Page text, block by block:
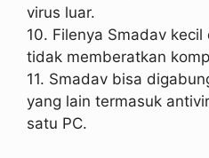
virus luar.
10. Filenya Smadav
tidak memberatkan
11. Smadav bisa
yang lain termasuk
satu PC.